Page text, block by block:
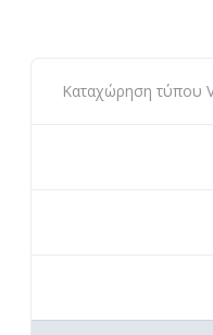
Καταχώρηση τύπου